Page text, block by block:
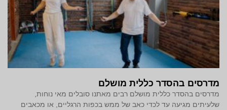
מדרסים בהסדר כללית מושלם
מדרסים בהסדר כללית מושלם רבים מאתנו סובלים מאי נוחות,
שלעיתים מגיעה עד לכדי כאב של ממש בכפות הרגליים, או מכאבים